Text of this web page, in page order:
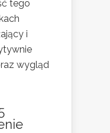
tego
i
wygląd